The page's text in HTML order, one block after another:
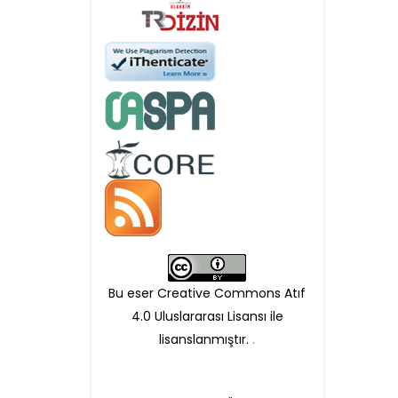
Öndenetimden geçen
makaleler için, 100 Avro
Makale İşletim Ücreti (APC)
alınmaktadır.
Hakem sürecine alınacak
makaleler için yazarlara
APC ödeme bilgi mesajı
APC bilgi mesajı
Bu eser Creative Commons Atıf
4.0 Uluslararası Lisansı ile
lisanslanmıştır. .